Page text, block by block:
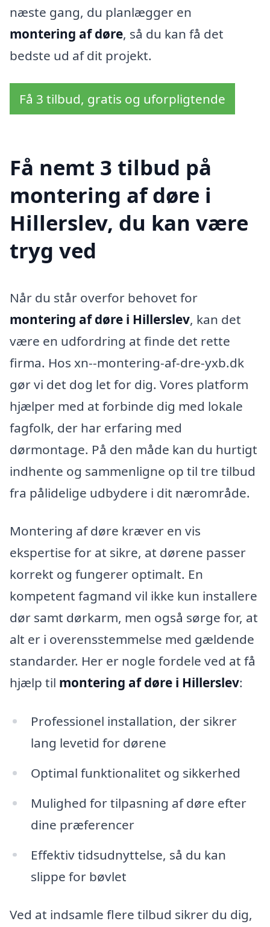
næste gang, du planlægger en
montering af døre, så du kan få det
bedste ud af dit projekt.
Få 3 tilbud, gratis og uforpligtende
Få nemt 3 tilbud på
montering af døre i
Hillerslev, du kan være
tryg ved
Når du står overfor behovet for
montering af døre i Hillerslev, kan det
være en udfordring at finde det rette
firma. Hos xn--montering-af-dre-yxb.dk
gør vi det dog let for dig. Vores platform
hjælper med at forbinde dig med lokale
fagfolk, der har erfaring med
dørmontage. På den måde kan du hurtigt
indhente og sammenligne op til tre tilbud
fra pålidelige udbydere i dit nærområde.
Montering af døre kræver en vis
ekspertise for at sikre, at dørene passer
korrekt og fungerer optimalt. En
kompetent fagmand vil ikke kun installere
dør samt dørkarm, men også sørge for, at
alt er i overensstemmelse med gældende
standarder. Her er nogle fordele ved at få
hjælp til montering af døre i Hillerslev:
Professionel installation, der sikrer
lang levetid for dørene
Optimal funktionalitet og sikkerhed
Mulighed for tilpasning af døre efter
dine præferencer
Effektiv tidsudnyttelse, så du kan
slippe for bøvlet
Ved at indsamle flere tilbud sikrer du dig,